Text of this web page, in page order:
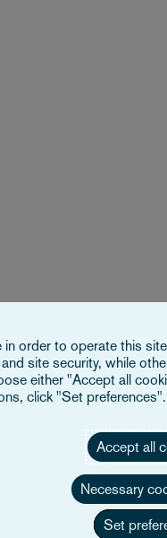
order to operate this
site security, while
either "Accept all
click "Set
Accept all
Necessary
Set